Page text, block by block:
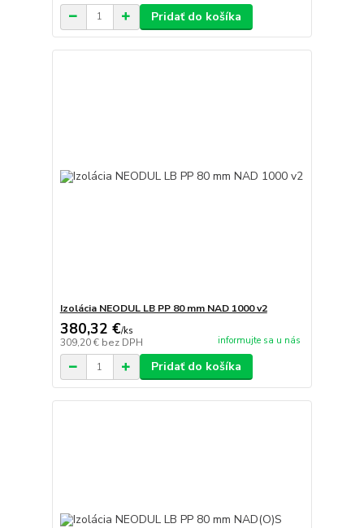
Pridať do košíka
Izolácia NEODUL LB PP 80 mm NAD 1000 v2
380,32 €/ks
309,20 € bez DPH informujte sa u nás
Pridať do košíka